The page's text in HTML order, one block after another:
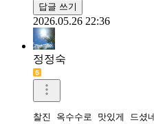
답글 쓰기
2026.05.26 22:36
정정숙
찰진 옥수수로 맛있게 드셨